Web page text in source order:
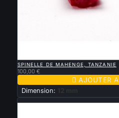
SPINELLE DE MAHENGE, TANZANIE
100,00 €
 AJOUTER
Dimension: 12 mm